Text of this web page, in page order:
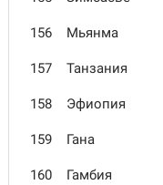
156 Мьянма
157 Танзания
158 Эфиопия
159 Гана
160 Гамбия